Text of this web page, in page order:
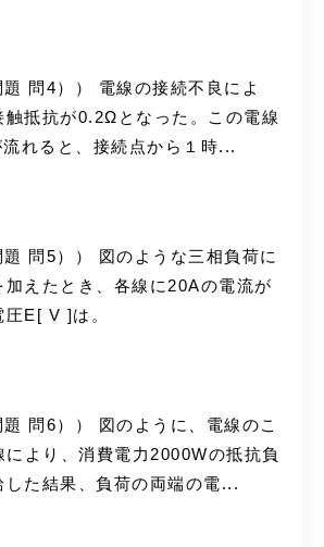
題 問4）） 電線の接続不良によ
触抵抗が0.2Ωとなった。この電線
れると、接続点から１時...
題 問5）） 図のような三相負荷に
加えたとき、各線に20Aの電流が
E[ V ]は。
題 問6）） 図のように、電線のこ
により、消費電力2000Wの抵抗負
した結果、負荷の両端の電...